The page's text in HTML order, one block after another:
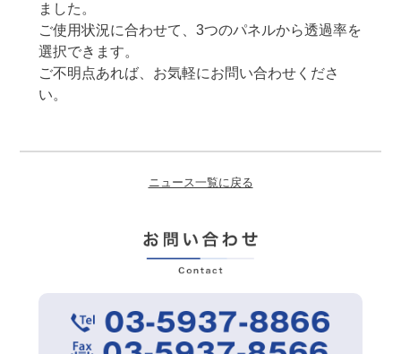
ました。
ご使用状況に合わせて、3つのパネルから透過率を
選択できます。
ご不明点あれば、お気軽にお問い合わせくださ
い。
ニュース一覧に戻る